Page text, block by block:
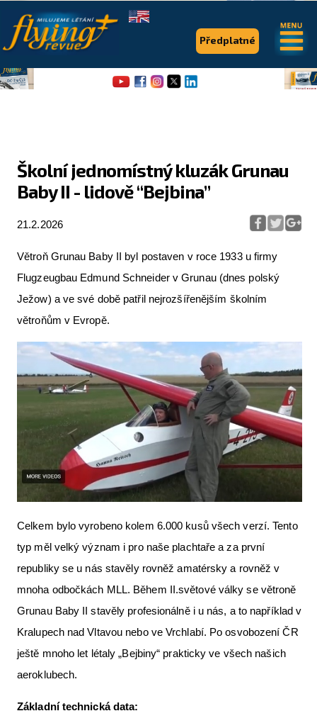
Školní jednomístný kluzák Grunau
Baby II - lidově “Bejbina”
21.2.2026
Větroň Grunau Baby II byl postaven v roce 1933 u firmy
Flugzeugbau Edmund Schneider v Grunau (dnes polský
Ježow) a ve své době patřil nejrozšířenějším školním
větroňům v Evropě.
Celkem bylo vyrobeno kolem 6.000 kusů všech verzí. Tento
typ měl velký význam i pro naše plachtaře a za první
republiky se u nás stavěly rovněž amatérsky a rovněž v
mnoha odbočkách MLL. Během II.světové války se větroně
Grunau Baby II stavěly profesionálně i u nás, a to například v
Kralupech nad Vltavou nebo ve Vrchlabí. Po osvobození ČR
ještě mnoho let létaly „Bejbiny“ prakticky ve všech našich
aeroklubech.
Základní technická data:
Předplatné
.
Flying Revue
Pro piloty
Série & speciály
Aktuální FR + archiv
Letecká muzea
VFR Communication app
The SAFE Guide app
Nabídky práce v letectví
Inzerujte s námi
E-SHOP